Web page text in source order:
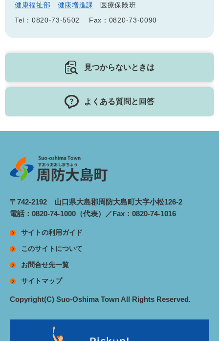
健康福祉部 健康増進課
医療保険班
Tel：0820-73-5502
Fax：0820-73-0090
見つからないときは
よくある質問と回答
〒742-2192 山口県大島郡周防大島町大字小松126-2
電話：0820-74-1000（代表）／Fax：0820-74-1016
サイトの利用ガイド
このサイトについて
お問合せ先一覧
サイトマップ
Copyright(C) Suo-Oshima Town All Rights Reserved.